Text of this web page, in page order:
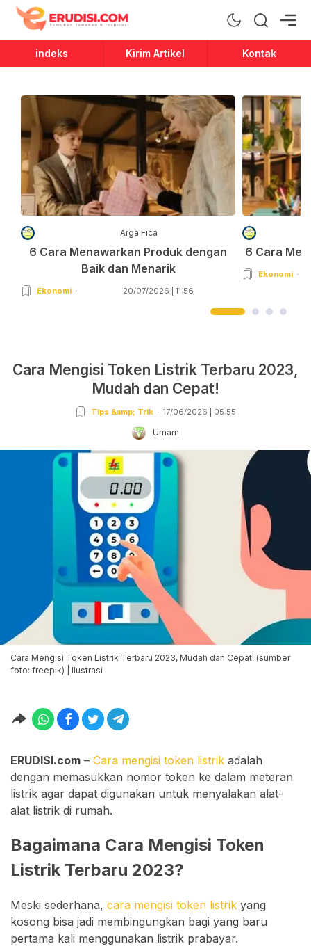
Erudisi
Temukan Jawaban dan Inspirasi
indeks Kirim Artikel Kontak
Arga Fica
6 Cara Menawarkan Produk dengan
Baik dan Menarik
Ekonomi 20/07/2026 | 11:56
6 Cara
Ekonomi
Cara Mengisi Token Listrik Terbaru 2023,
Mudah dan Cepat!
Tips &amp; Trik 17/06/2026 | 05:55
Umam
Cara Mengisi Token Listrik Terbaru 2023, Mudah dan Cepat! (sumber
foto: freepik) | Ilustrasi
ERUDISI.com – Cara mengisi token listrik adalah
dengan memasukkan nomor token ke dalam meteran
listrik agar dapat digunakan untuk menyalakan alat-
alat listrik di rumah.
Bagaimana Cara Mengisi Token
Listrik Terbaru 2023?
Meski sederhana, cara mengisi token listrik yang
kosong bisa jadi membingungkan bagi yang baru
pertama kali menggunakan listrik prabayar.